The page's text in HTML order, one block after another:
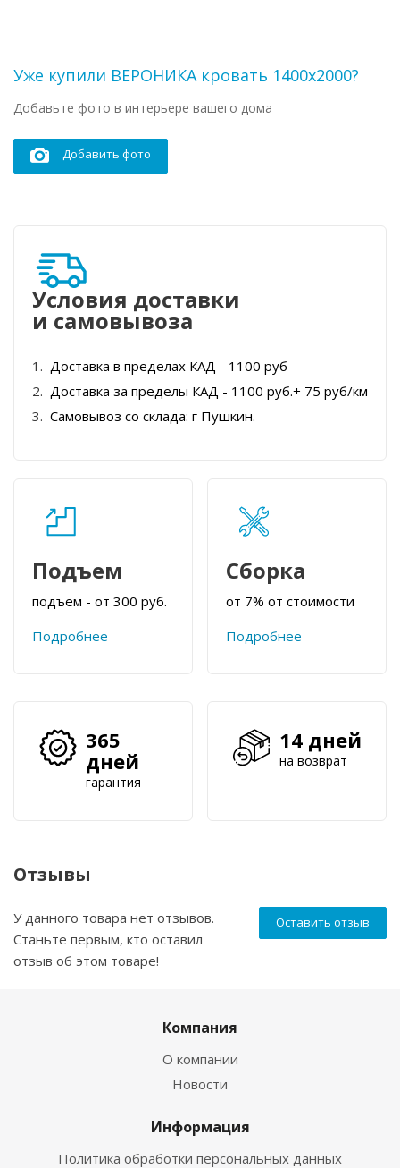
Уже купили ВЕРОНИКА кровать 1400х2000?
Добавьте фото в интерьере вашего дома
Добавить фото
Условия доставки
и самовывоза
Доставка в пределах КАД - 1100 руб
Доставка за пределы КАД - 1100 руб.+ 75 руб/км
Самовывоз со склада: г Пушкин.
Подъем
подъем - от 300 руб.
Подробнее
Сборка
от 7% от стоимости
Подробнее
365
дней
гарантия
14 дней
на возврат
Отзывы
Оставить отзыв
У данного товара нет отзывов.
Станьте первым, кто оставил
отзыв об этом товаре!
Компания
О компании
Новости
Информация
Политика обработки персональных данных